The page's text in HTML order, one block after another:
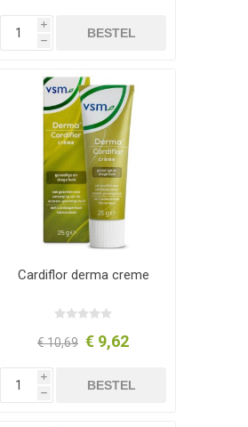
i
h
BESTEL
Cardiflor derma creme
€ 10,69 € 9,62
i
h
BESTEL